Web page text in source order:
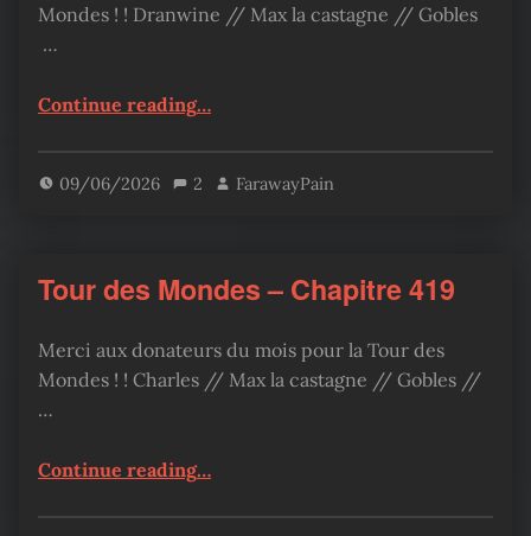
Mondes ! ! Dranwine // Max la castagne // Gobles
…
Continue reading“Tour des Mondes – Chapitre 420”
…
09/06/2026 2 FarawayPain
Tour des Mondes – Chapitre 419
Merci aux donateurs du mois pour la Tour des
Mondes ! ! Charles // Max la castagne // Gobles //
…
Continue reading“Tour des Mondes – Chapitre 419”
…